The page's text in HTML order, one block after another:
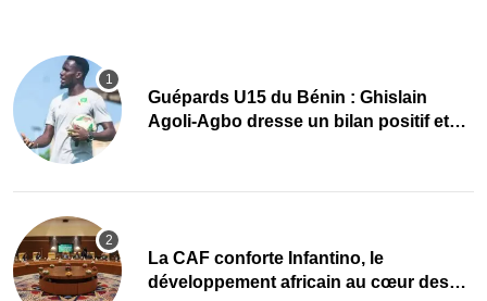
Guépards U15 du Bénin : Ghislain
Agoli-Agbo dresse un bilan positif et
La CAF conforte Infantino, le
développement africain au cœur des